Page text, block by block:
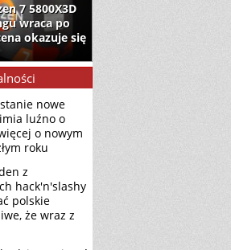
7 5800X3D
wraca po
okazuje się
nowe
luźno o
o nowym
roku
z
hack'n'slashy
polskie
że wraz z